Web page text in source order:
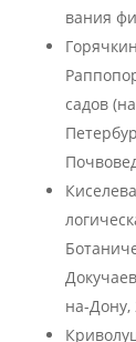
вания
садов
на-Дону,